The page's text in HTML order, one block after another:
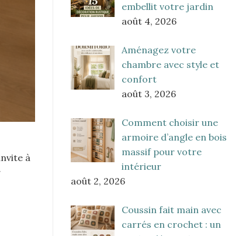
à
embellit votre jardin
août 4, 2026
Aménagez votre
chambre avec style et
confort
août 3, 2026
Comment choisir une
armoire d’angle en bois
massif pour votre
intérieur
août 2, 2026
Coussin fait main avec
carrés en crochet : un